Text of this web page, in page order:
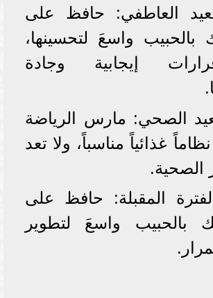
العاطفي: حافظ على
بالحبيب واسعَ لتحسينها،
إيجابية وجادة
الصحي: مارس الرياضة
نظاماً غذائياً مناسباً، ولا تعد
الصحية.
المقبلة: حافظ على
بالحبيب واسعَ لتطوير